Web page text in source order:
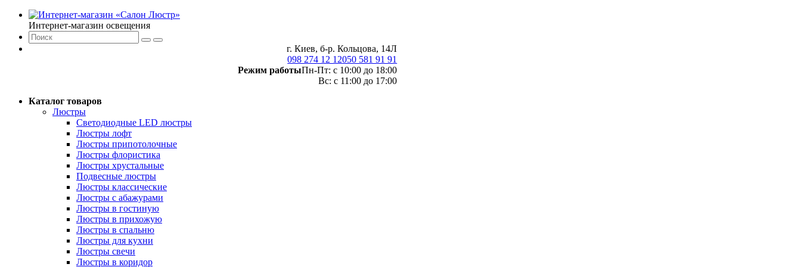
Интернет-магазин освещения
г. Киев, б-р. Кольцова, 14Л
098 274 12 12050 581 91 91
Режим работыПн-Пт: с 10:00 до 18:00
Вс: с 11:00 до 17:00
Каталог товаров
Люстры
Светодиодные LED люстры
Люстры лофт
Люстры припотолочные
Люстры флористика
Люстры хрустальные
Подвесные люстры
Люстры классические
Люстры с абажурами
Люстры в гостиную
Люстры в прихожую
Люстры в спальню
Люстры для кухни
Люстры свечи
Люстры в коридор